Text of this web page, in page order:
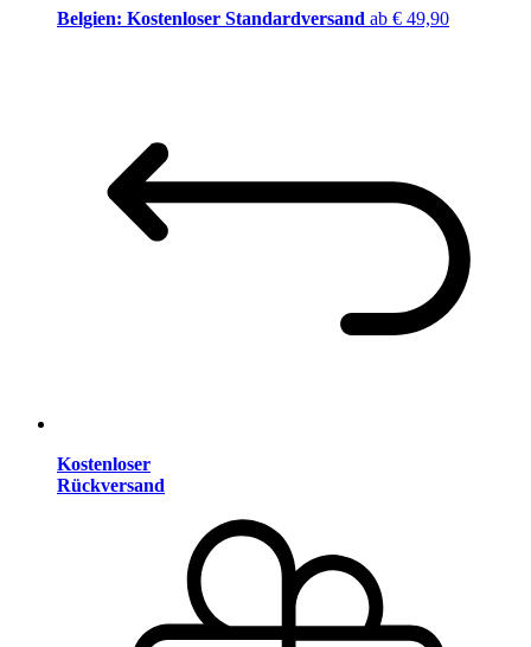
Belgien: Kostenloser Standardversand ab € 49,90
Kostenloser
Rückversand